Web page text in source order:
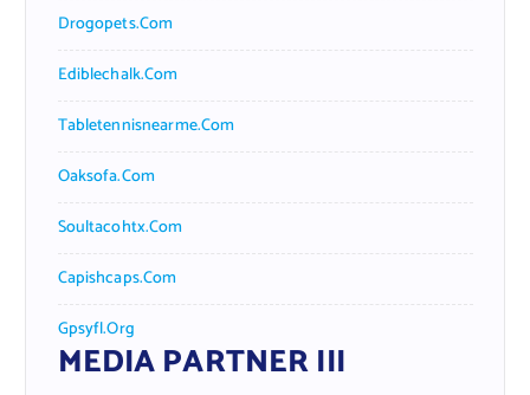
Drogopets.com
Ediblechalk.com
Tabletennisnearme.com
Oaksofa.com
Soultacohtx.com
Capishcaps.com
Gpsyfl.org
MEDIA PARTNER III